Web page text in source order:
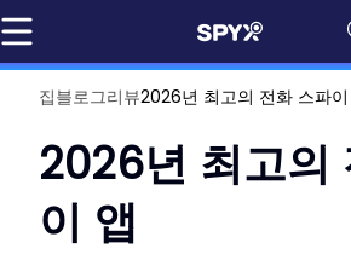
집블로그리뷰2026년 최고의 전화 스파이
2026년 최고의
이 앱